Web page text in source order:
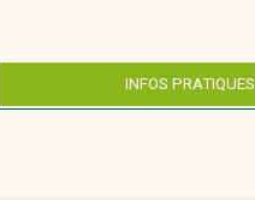
INFOS PRATIQUES